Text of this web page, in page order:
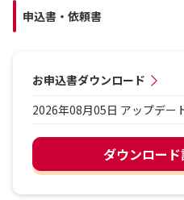
申込書・依頼書
お申込書ダウンロード
2026年08月05日 アップデー
ダウンロー